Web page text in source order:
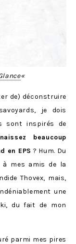
«
de) déconstruire
je dois
sont inspirés de
beaucoup
en EPS ? Hum. Du
à mes amis de la
Thovex, mais,
une
du fait de mon
parmi mes pires